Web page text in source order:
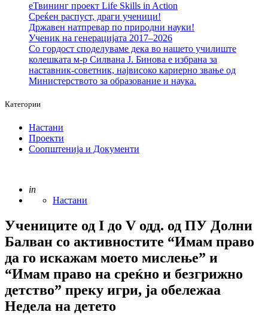
еТвининг проект Life Skills in Action
Среќен распуст, драги ученици!
Државен натпревар по природни науки!
Ученик на генерацијата 2017–2026
Со гордост споделуваме дека во нашето училиште
колешката м-р Силвана Ј. Бинова е избрана за
наставник-советник, највисоко кариерно звање од
Министерството за образование и наука.
Категории
Настани
Проекти
Соопштенија и Документи
Posted
in
Настани
Учениците од I до V одд. од ПУ Долни
Балван со активностите “Имам право
да го искажам моето мислење” и
“Имам право на среќно и безгрижно
детство” преку игри, ја обележaa
Недела на детето